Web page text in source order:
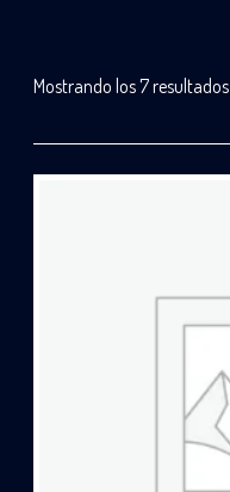
Mostrando los 7 resultados